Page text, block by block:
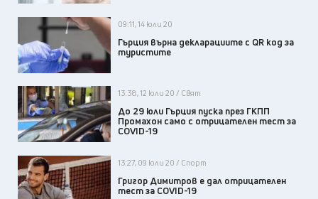
09:11, 14 юли 20
Гърция върна декларациите с QR код за
туристите
13:38, 12 юли 20 / Свят
До 29 юли Гърция пуска през ГКПП
Промахон само с отрицателен тест за
COVID-19
13:27, 09 юли 20 / Спорт
Григор Димитров e дал отрицателен
тест за COVID-19